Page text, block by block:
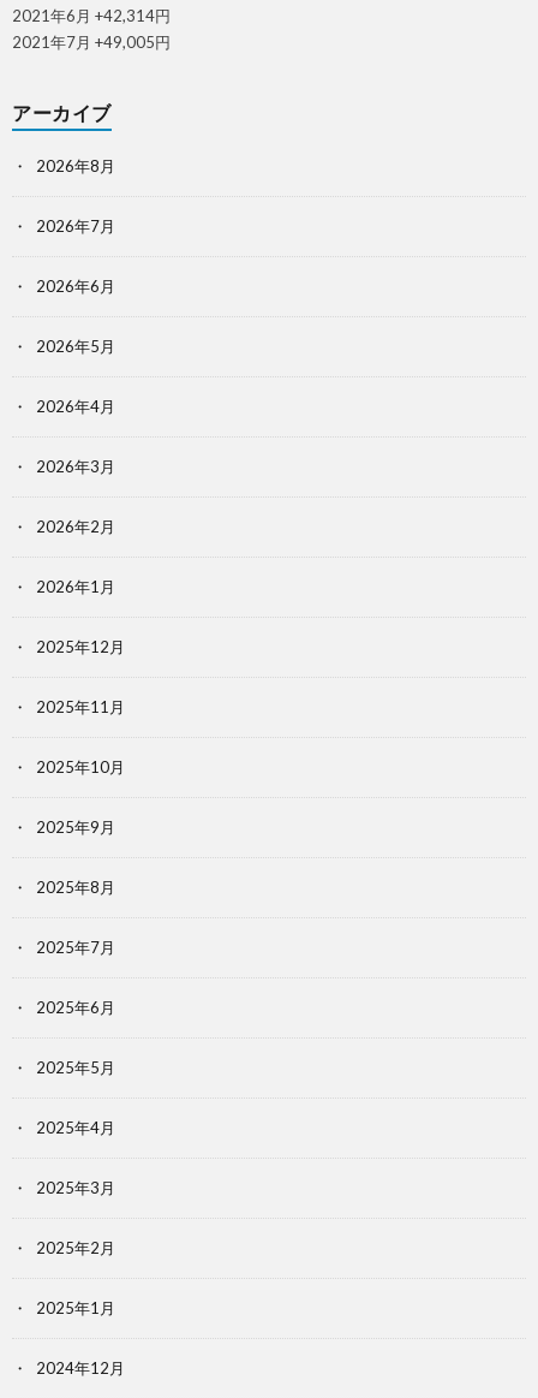
2021年6月 +42,314円
2021年7月 +49,005円
アーカイブ
2026年8月
2026年7月
2026年6月
2026年5月
2026年4月
2026年3月
2026年2月
2026年1月
2025年12月
2025年11月
2025年10月
2025年9月
2025年8月
2025年7月
2025年6月
2025年5月
2025年4月
2025年3月
2025年2月
2025年1月
2024年12月